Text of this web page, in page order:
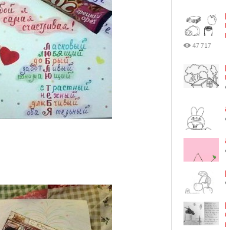
47 717